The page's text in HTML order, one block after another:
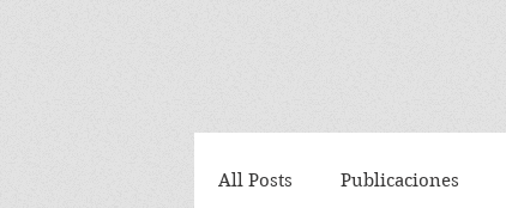
All Posts Publicaciones